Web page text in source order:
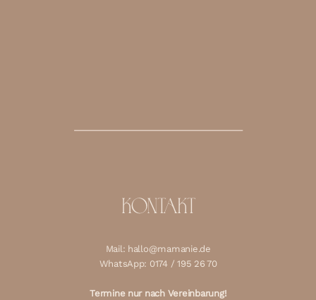
KONTAKT
Mail: hallo@mamanie.de
WhatsApp: 0174 / 195 26 70
Termine nur nach Vereinbarung!